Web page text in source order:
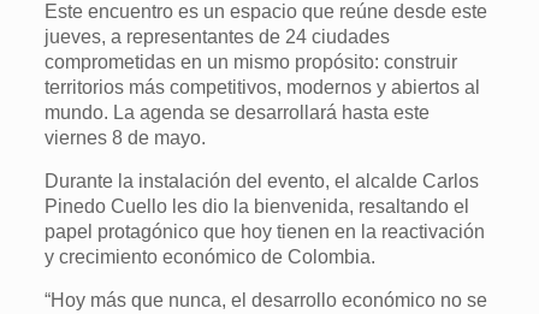
Este encuentro es un espacio que reúne desde este
jueves, a representantes de 24 ciudades
comprometidas en un mismo propósito: construir
territorios más competitivos, modernos y abiertos al
mundo. La agenda se desarrollará hasta este
viernes 8 de mayo.
Durante la instalación del evento, el alcalde Carlos
Pinedo Cuello les dio la bienvenida, resaltando el
papel protagónico que hoy tienen en la reactivación
y crecimiento económico de Colombia.
“Hoy más que nunca, el desarrollo económico no se